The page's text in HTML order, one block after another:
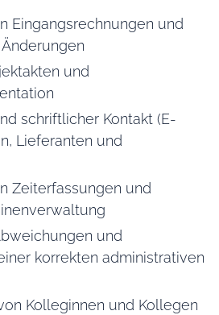
Eingangsrechnungen und
und
schriftlicher Kontakt (E-
Lieferanten und
Zeiterfassungen und
und
korrekten administrativen
Kolleginnen und Kollegen